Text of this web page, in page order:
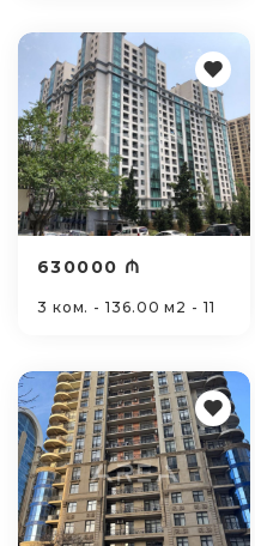
630000 ₼
3 ком. - 136.00 м2 - 11